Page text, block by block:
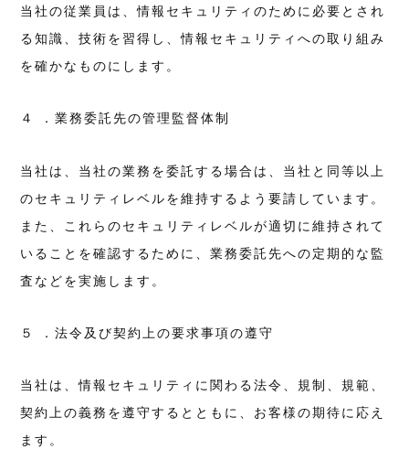
当社の従業員は、情報セキュリティのために必要とされ
る知識、技術を習得し、情報セキュリティへの取り組み
を確かなものにします。
４ ．業務委託先の管理監督体制
当社は、当社の業務を委託する場合は、当社と同等以上
のセキュリティレベルを維持するよう要請しています。
また、これらのセキュリティレベルが適切に維持されて
いることを確認するために、業務委託先への定期的な監
査などを実施します。
５ ．法令及び契約上の要求事項の遵守
当社は、情報セキュリティに関わる法令、規制、規範、
契約上の義務を遵守するとともに、お客様の期待に応え
ます。